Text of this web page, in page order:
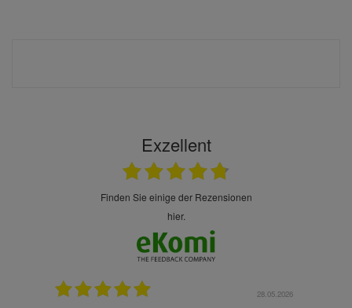
Exzellent
finden Sie einige der Rezensionen
hier.
28.05.2026